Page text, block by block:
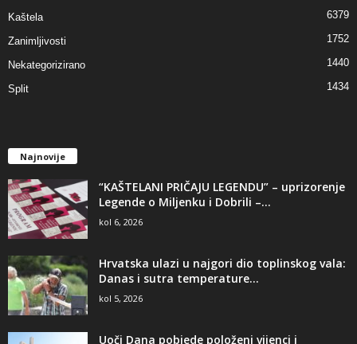
Kaštela 6379
Zanimljivosti 1752
Nekategorizirano 1440
Split 1434
Najnovije
“KAŠTELANI PRIČAJU LEGENDU” – uprizorenje
Legende o Miljenku i Dobrili –...
kol 6, 2026
Hrvatska ulazi u najgori dio toplinskog vala:
Danas i sutra temperature...
kol 5, 2026
Uoči Dana pobjede položeni vijenci i